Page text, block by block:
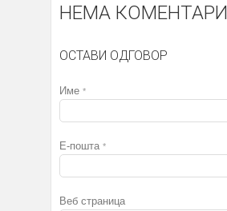
НЕМА КОМЕНТАРИ
ОСТАВИ ОДГОВОР
Име *
Е-пошта *
Веб страница